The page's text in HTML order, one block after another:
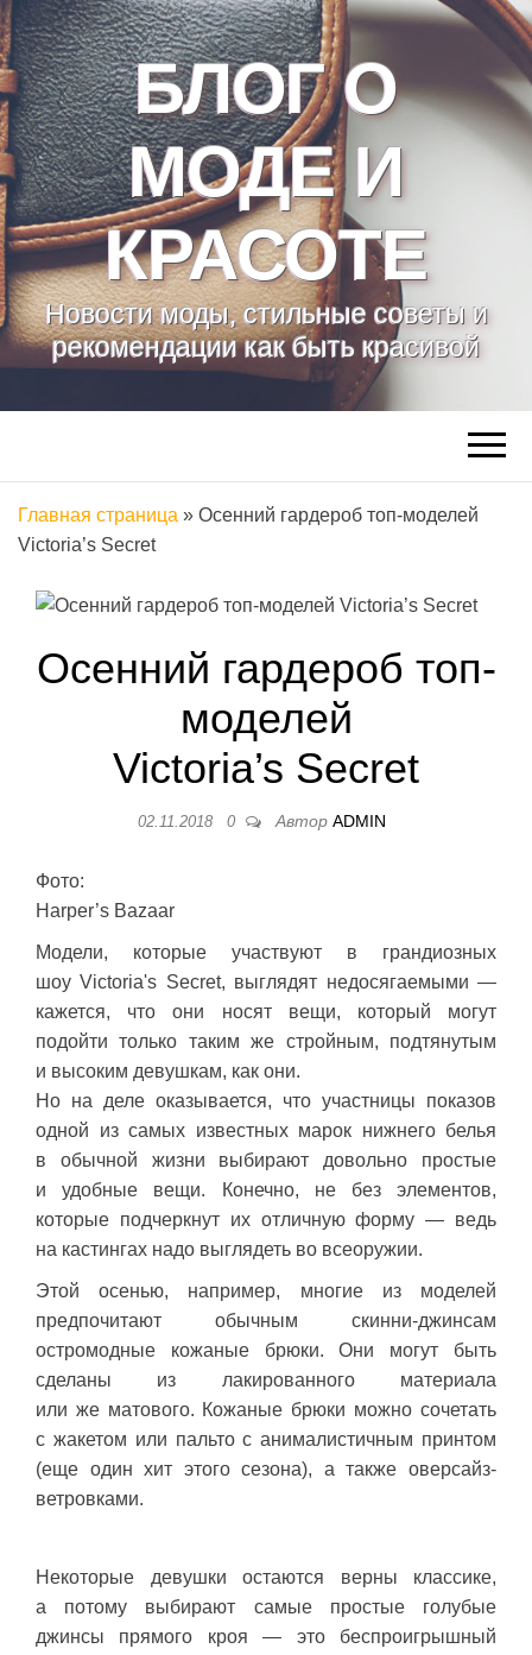
БЛОГ О
МОДЕ И
КРАСОТЕ
Новости моды, стильные советы и
рекомендации как быть красивой
Главная страница » Осенний гардероб топ-моделей
Victoria’s Secret
Осенний гардероб топ-
моделей
Victoria’s Secret
02.11.2018 0 Автор ADMIN
Фото:
Harper’s Bazaar
Модели, которые участвуют в грандиозных
шоу Victoria's Secret, выглядят недосягаемыми —
кажется, что они носят вещи, который могут
подойти только таким же стройным, подтянутым
и высоким девушкам, как они.
Но на деле оказывается, что участницы показов
одной из самых известных марок нижнего белья
в обычной жизни выбирают довольно простые
и удобные вещи. Конечно, не без элементов,
которые подчеркнут их отличную форму — ведь
на кастингах надо выглядеть во всеоружии.
Этой осенью, например, многие из моделей
предпочитают обычным скинни-джинсам
остромодные кожаные брюки. Они могут быть
сделаны из лакированного материала
или же матового. Кожаные брюки можно сочетать
с жакетом или пальто с анималистичным принтом
(еще один хит этого сезона), а также оверсайз-
ветровками.
Некоторые девушки остаются верны классике,
а потому выбирают самые простые голубые
джинсы прямого кроя — это беспроигрышный